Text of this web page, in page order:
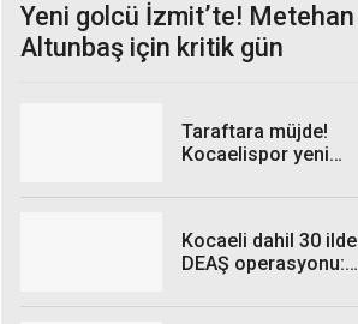
Yeni golcü İzmit’te! Metehan
Altunbaş için kritik gün
Taraftara müjde!
Kocaelispor yeni
Kocaeli dahil 30 ilde
DEAŞ operasyonu: